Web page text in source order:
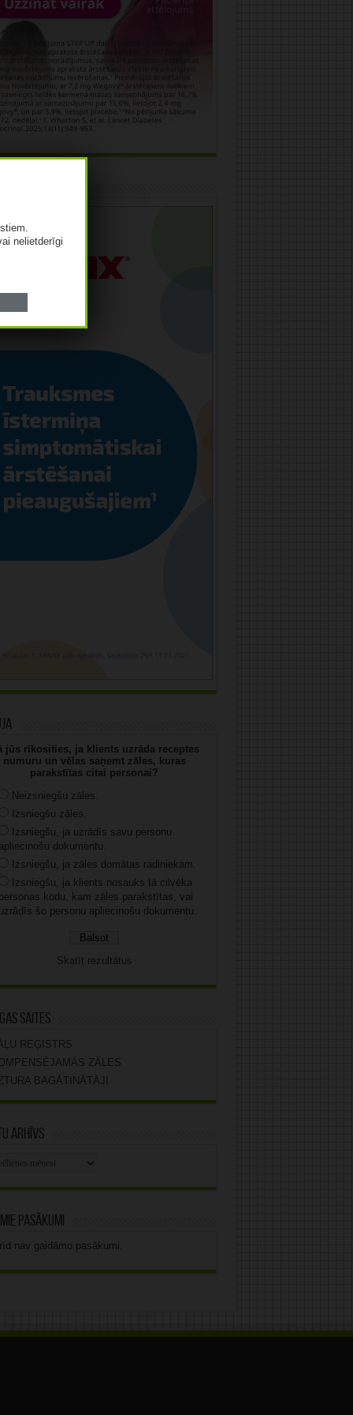
jūs rīkosities, ja klients uzrāda receptes
numuru un vēlas saņemt zāles, kuras
parakstītas citai personai?
Neizsniegšu zāles.
Izsniegšu zāles.
Izsniegšu, ja uzrādīs savu personu
dokumentu.
Izsniegšu, ja zāles domātas radiniekam.
Izsniegšu, ja klients nosauks tā cilvēka
kodu, kam zāles parakstītas, vai
šo personu apliecinošu dokumentu.
Skatīt rezultātus
saites
REĢISTRS
ZĀLES
BAGĀTINĀTĀJI
arhīvs
pasākumi
nav gaidāmo pasākumi.
nelietderīgi